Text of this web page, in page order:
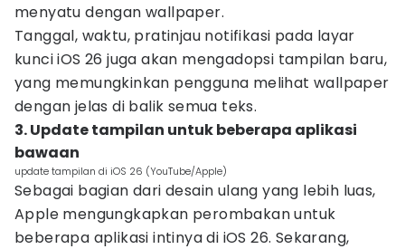
menyatu dengan wallpaper.
Tanggal, waktu, pratinjau notifikasi pada layar
kunci iOS 26 juga akan mengadopsi tampilan baru,
yang memungkinkan pengguna melihat wallpaper
dengan jelas di balik semua teks.
3. Update tampilan untuk beberapa aplikasi
bawaan
update tampilan di iOS 26 (YouTube/Apple)
Sebagai bagian dari desain ulang yang lebih luas,
Apple mengungkapkan perombakan untuk
beberapa aplikasi intinya di iOS 26. Sekarang,